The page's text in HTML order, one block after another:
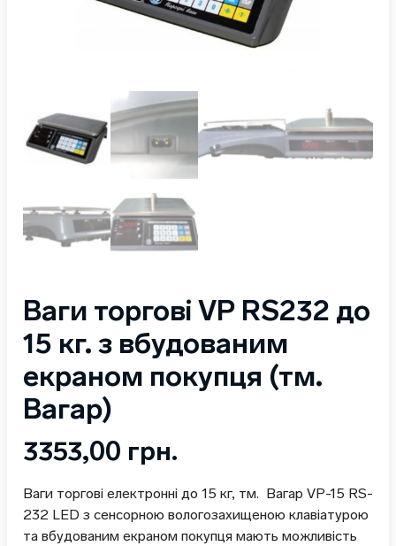
Ваги торгові VP RS232 до
15 кг. з вбудованим
екраном покупця (тм.
Вагар)
3353,00 грн.
Ваги торгові електронні до 15 кг, тм. Вагар VP-15 RS-
232 LED з сенсорною вологозахищеною клавіатурою
та вбудованим екраном покупця мають можливість